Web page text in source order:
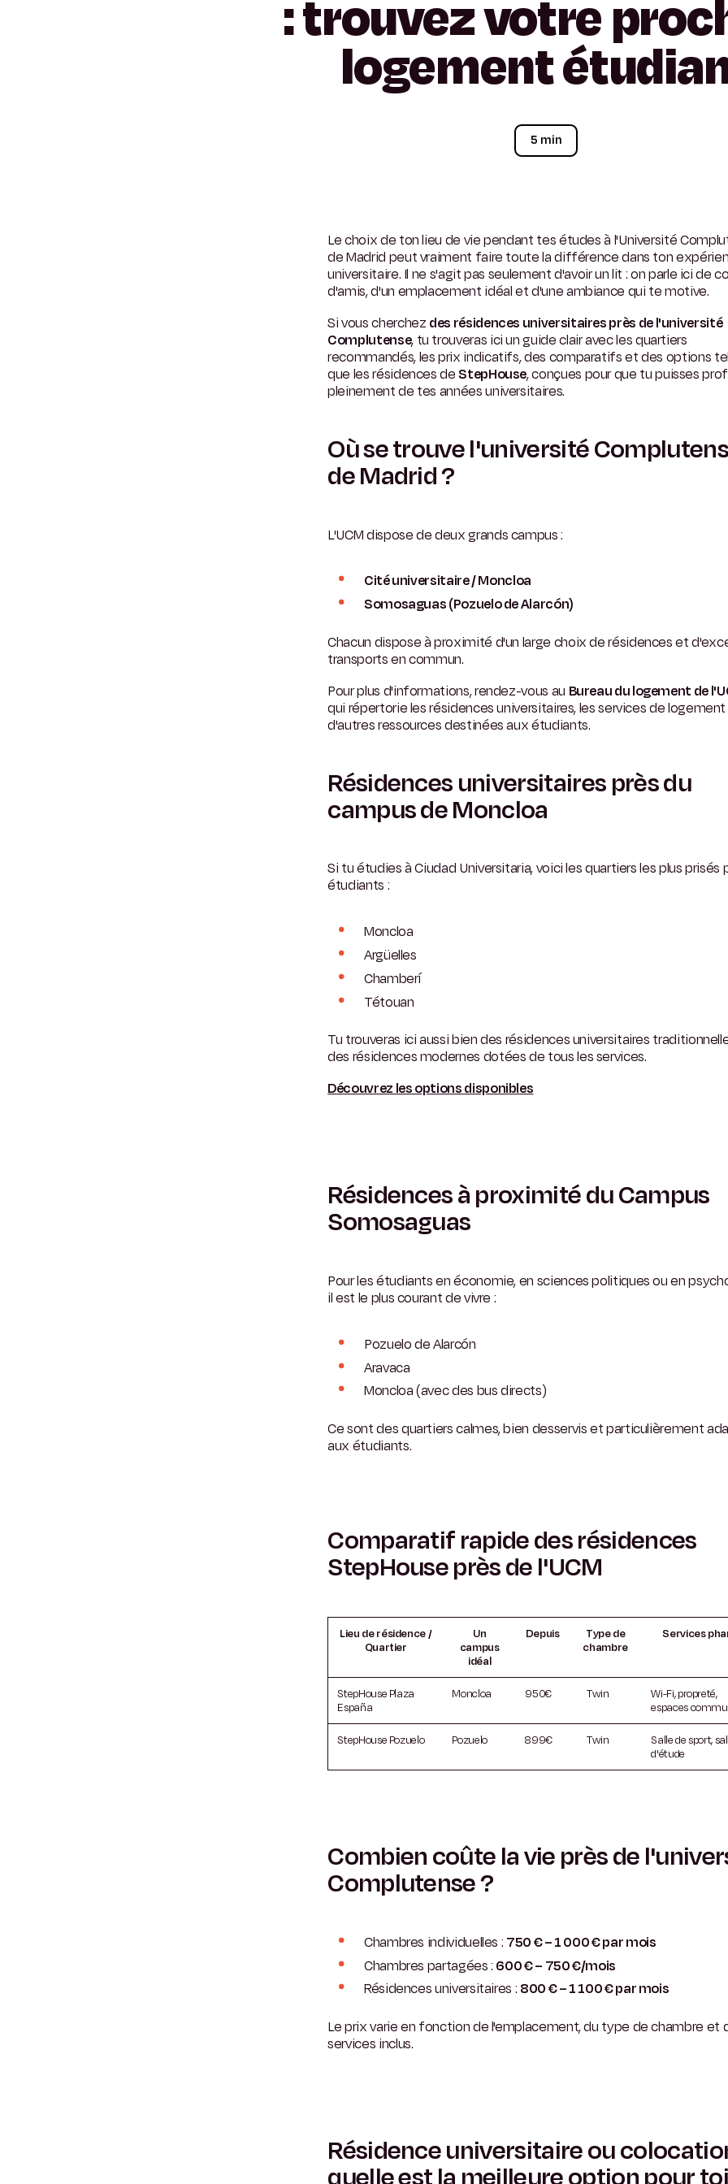
:trouvezvotre
logement
5 min
Le choix de ton lieu de vie pendant tes études à l'Université
de Madrid peut vraiment faire toute la différence dans ton
universitaire. Il ne s'agit pas seulement d'avoir un lit : on parle ici de
d'amis, d'un emplacement idéal et d'une ambiance qui te motive.
Si vous cherchez des résidences universitaires près de l'université
Complutense, tu trouveras ici un guide clair avec les quartiers
recommandés, les prix indicatifs, des comparatifs et des options
que les résidences deStepHouse, conçues pour que tu puisses
pleinement de tes années universitaires.
Où se trouve l'université
de Madrid ?
L'UCM dispose de deux grands campus :
Cité universitaire / Moncloa
Somosaguas (Pozuelo de Alarcón)
Chacun dispose à proximité d'un large choix de résidences et
transports en commun.
Pour plus d'informations, rendez-vous au Bureau du logement de
qui répertorie les résidences universitaires, les services de
d'autres ressources destinées aux étudiants.
Résidences universitaires près du
campus de Moncloa
Si tu étudies à Ciudad Universitaria, voici les quartiers les plus prisés
étudiants :
Moncloa
Argüelles
Chamberí
Tétouan
Tu trouveras ici aussi bien des résidences universitaires
des résidences modernes dotées de tous les services.
Découvrez les options disponibles
Résidences à proximité du Campus
Somosaguas
Pour les étudiants en économie, en sciences politiques ou en
il est le plus courant de vivre :
Pozuelo de Alarcón
Aravaca
Moncloa (avec des bus directs)
Ce sont des quartiers calmes, bien desservis et particulièrement
aux étudiants.
Comparatif rapide des résidences
StepHouse près de l'UCM
Lieu de résidence /
Quartier
Un
campus
idéal
Depuis
Type de
chambre
Services
StepHouse Plaza
España
Moncloa 950€ Twin
Wi-Fi, propreté,
espaces
StepHouse Pozuelo Pozuelo 899€ Twin
Salle de sport,
d'étude
Combien coûte la vie près de
Complutense ?
Chambres individuelles : 750 € – 1 000 € par mois
Chambres partagées : 600 € – 750 €/mois
Résidences universitaires : 800 € – 1 100 € par mois
Le prix varie en fonction de l'emplacement, du type de chambre et
services inclus.
Résidence universitaire ou